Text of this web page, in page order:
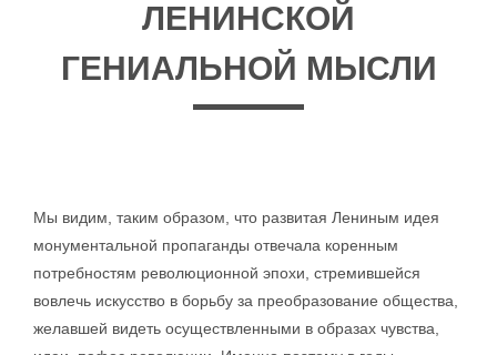
ЛЕНИНСКОЙ
ГЕНИАЛЬНОЙ МЫСЛИ
Мы видим, таким образом, что развитая Лениным идея
монументальной пропаганды отвечала коренным
потребностям революционной эпохи, стремившейся
вовлечь искусство в борьбу за преобразование общества,
желавшей видеть осуществленными в образах чувства,